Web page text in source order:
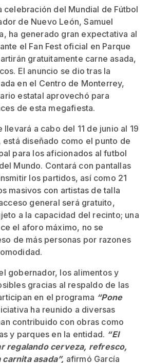
celebración del Mundial de Fútbol
de Nuevo León, Samuel
ha generado gran expectativa al
el Fan Fest oficial en Parque
gratuitamente carne asada,
El anuncio se dio tras la
en el Centro de Monterrey,
estatal aprovechó para
de esta megafiesta.
llevará a cabo del 11 de junio al 19
diseñado como el punto de
para los aficionados al futbol
Mundo. Contará con pantallas
los partidos, así como 21
masivos con artistas de talla
general será gratuito,
a la capacidad del recinto; una
el aforo máximo, no se
de más personas por razones
gobernador, los alimentos y
gracias al respaldo de las
en el programa “Pone
ha reunido a diversas
contribuido con obras como
y parques en la entidad. “El
regalando cerveza, refresco,
asada”, afirmó García